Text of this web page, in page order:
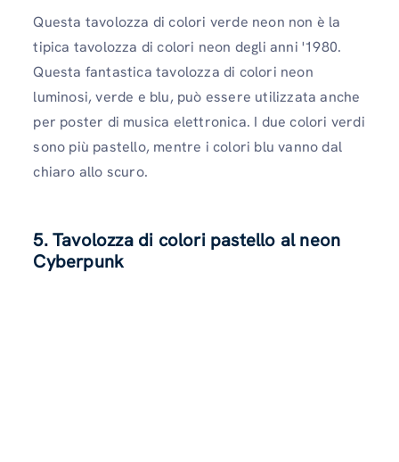
Questa tavolozza di colori verde neon non è la
tipica tavolozza di colori neon degli anni '1980.
Questa fantastica tavolozza di colori neon
luminosi, verde e blu, può essere utilizzata anche
per poster di musica elettronica. I due colori verdi
sono più pastello, mentre i colori blu vanno dal
chiaro allo scuro.
5. Tavolozza di colori pastello al neon
Cyberpunk